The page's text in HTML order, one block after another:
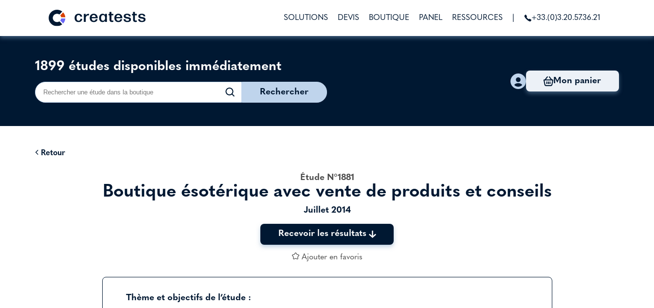
SOLUTIONS DEVIS BOUTIQUE PANEL RESSOURCES +33.(0)3.20.57.36.21
1899 études disponibles immédiatement
Rechercher
Mon panier
Retour
Étude N°1881
Boutique ésotérique avec vente de produits et conseils
Juillet 2014
Recevoir les résultats
Ajouter en favoris
Thème et objectifs de l’étude :